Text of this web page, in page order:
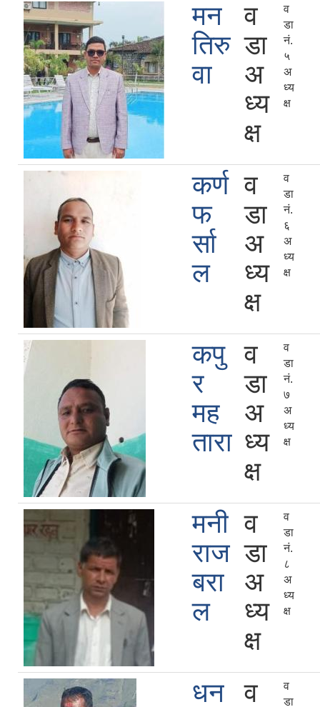
मन
तिरु
वा
व
डा
अ
ध्य
क्ष
व
डा
नं.
५
अ
ध्य
क्ष
कर्ण
फ
र्सा
ल
व
डा
अ
ध्य
क्ष
व
डा
नं.
६
अ
ध्य
क्ष
कपु
र
मह
तारा
व
डा
अ
ध्य
क्ष
व
डा
नं.
७
अ
ध्य
क्ष
मनी
राज
बरा
ल
व
डा
अ
ध्य
क्ष
व
डा
नं.
८
अ
ध्य
क्ष
धन व
व
डा